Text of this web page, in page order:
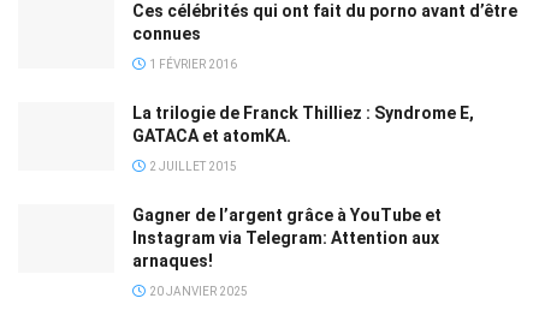
Ces célébrités qui ont fait du porno avant d’être
connues
1 FÉVRIER 2016
La trilogie de Franck Thilliez : Syndrome E,
GATACA et atomKA.
2 JUILLET 2015
Gagner de l’argent grâce à YouTube et
Instagram via Telegram: Attention aux
arnaques!
20 JANVIER 2025